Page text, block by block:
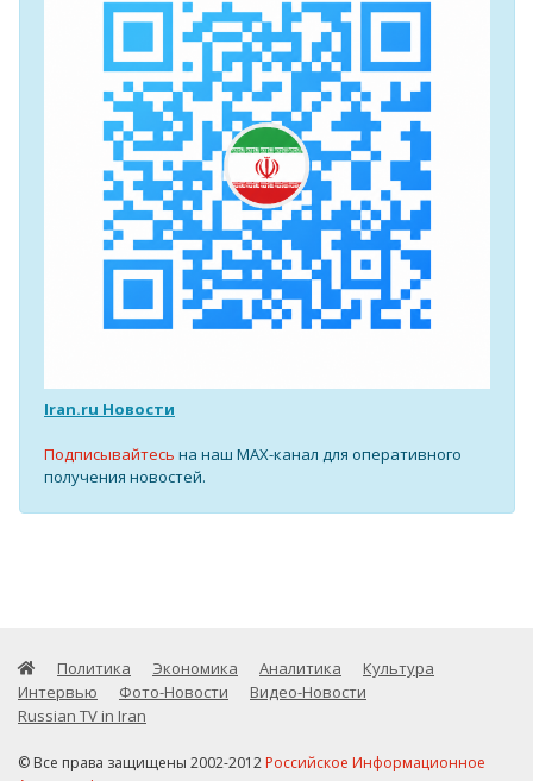
Iran.ru Новости
Подписывайтесь на наш MAX-канал для оперативного
получения новостей.
Политика Экономика Аналитика
Культура
Интервью
Фото-Новости
Видео-Новости
Russian TV in Iran
© Все права защищены 2002-2012 Российское Информационное